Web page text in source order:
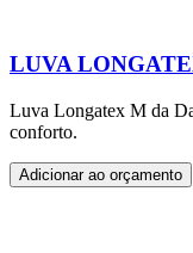
LUVA
Luva Longatex M da
conforto.
Adicionar ao orçamento